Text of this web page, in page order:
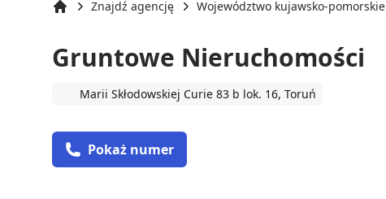
Znajdź agencję Województwo kujawsko-pomorskie
Gruntowe Nieruchomości
Marii Skłodowskiej Curie 83 b lok. 16, Toruń
Pokaż numer